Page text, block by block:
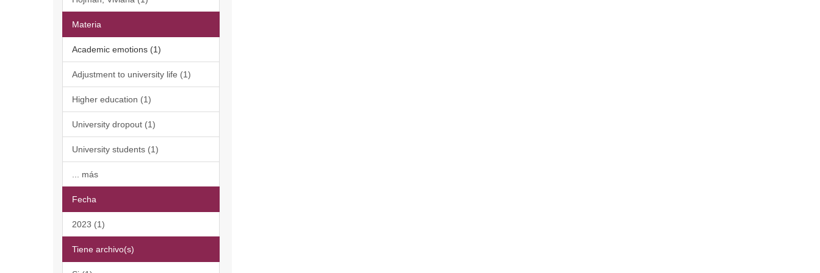
Materia
Academic emotions (1)
Adjustment to university life (1)
Higher education (1)
University dropout (1)
University students (1)
... más
Fecha
2023 (1)
Tiene archivo(s)